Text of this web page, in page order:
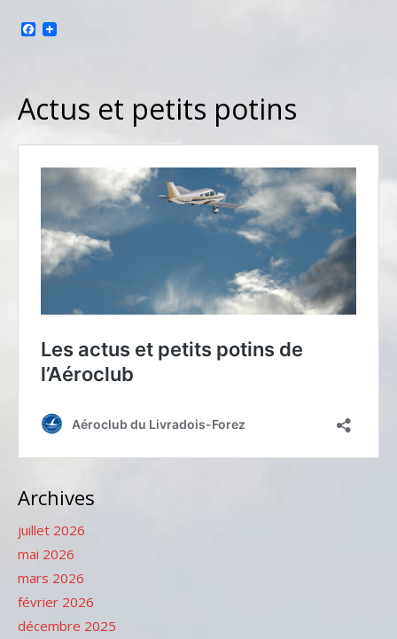
Facebook
Actus et petits potins
Archives
juillet 2026
mai 2026
mars 2026
février 2026
décembre 2025